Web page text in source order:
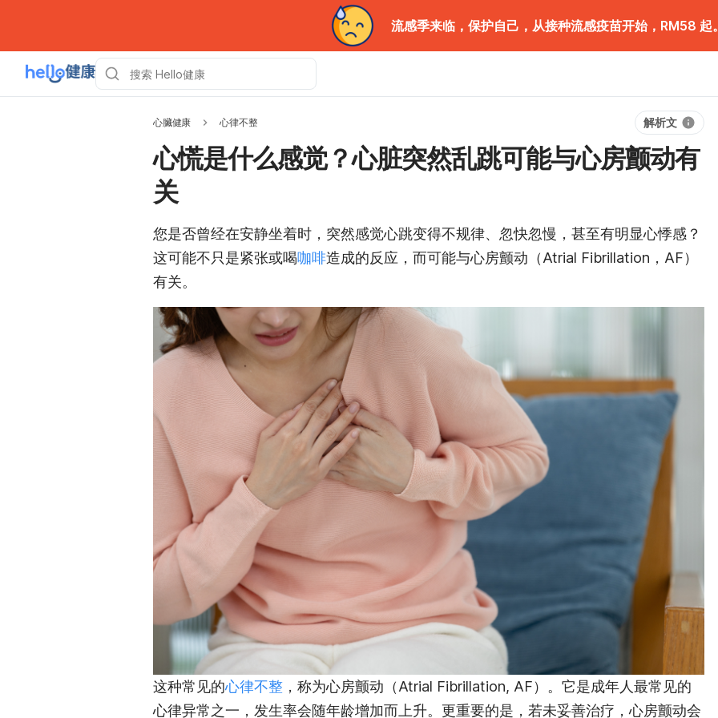
流感季来临，保护自己，从接种流感疫苗开始，RM58 起
心臟健康 心律不整 解析文
心慌是什么感觉？心脏突然乱跳可能与心房颤动有
关
您是否曾经在安静坐着时，突然感觉心跳变得不规律、忽快忽慢，甚至有明显心悸感？
这可能不只是紧张或喝咖啡造成的反应，而可能与心房颤动（Atrial Fibrillation，AF）
有关。
这种常见的心律不整 ，称为心房颤动（Atrial Fibrillation, AF）。它是成年人最常见的
心律异常之一，发生率会随年龄增加而上升。更重要的是，若未妥善治疗，心房颤动会